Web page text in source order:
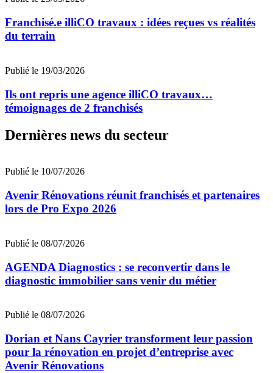
Franchisé.e illiCO travaux : idées reçues vs réalités
du terrain
Publié le 19/03/2026
Ils ont repris une agence illiCO travaux…
témoignages de 2 franchisés
Dernières news du secteur
Publié le 10/07/2026
Avenir Rénovations réunit franchisés et partenaires
lors de Pro Expo 2026
Publié le 08/07/2026
AGENDA Diagnostics : se reconvertir dans le
diagnostic immobilier sans venir du métier
Publié le 08/07/2026
Dorian et Nans Cayrier transforment leur passion
pour la rénovation en projet d’entreprise avec
Avenir Rénovations